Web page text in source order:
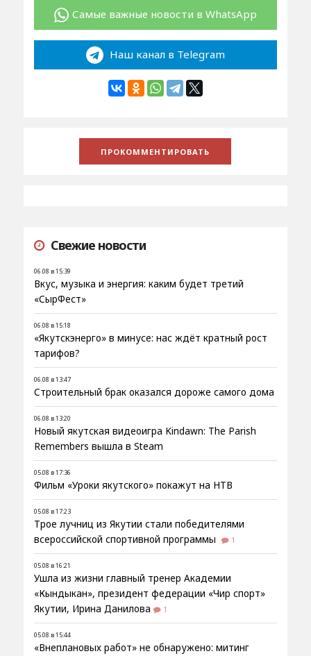
Самые важные новости в WhatsApp
Наш канал в Telegram
Свежие новости
06.08 в 15:39
Вкус, музыка и энергия: каким будет третий
«СырФест»
06.08 в 15:18
«Якутскэнерго» в минусе: нас ждёт кратный рост
тарифов?
06.08 в 13:47
Строительный брак оказался дороже самого дома
06.08 в 13:20
Новый якутская видеоигра Kindawn: The Parish
Remembers вышла в Steam
05.08 в 17:36
Фильм «Уроки якутского» покажут на НТВ
05.08 в 17:23
Трое лучниц из Якутии стали победителями
всероссийской спортивной программы
1
05.08 в 16:21
Ушла из жизни главный тренер Академии
«Кындыкан», президент федерации «Чир спорт»
Якутии, Ирина Данилова
1
05.08 в 15:44
«Внеплановых работ» не обнаружено: митинг